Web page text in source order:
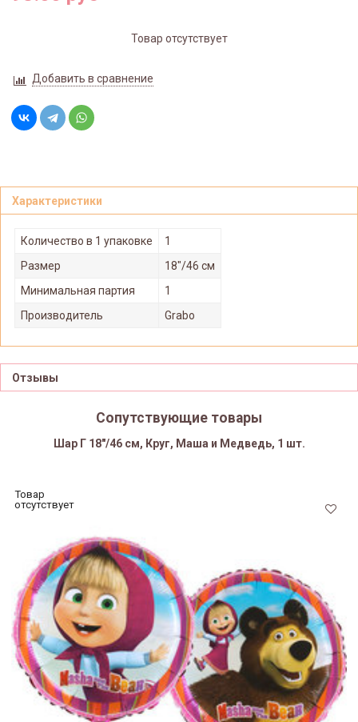
Товар отсутствует
Добавить в сравнение
Характеристики
Количество в 1 упаковке
1
Размер
18"/46 см
Минимальная партия
1
Производитель
Grabo
Отзывы
Сопутствующие товары
Шар Г 18"/46 см, Круг, Маша и Медведь, 1 шт.
Товар
отсутствует